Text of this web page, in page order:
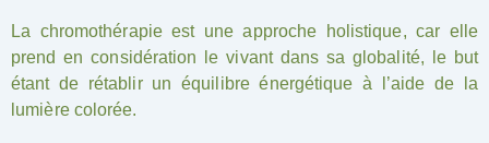
La chromothérapie est une approche holistique, car elle
prend en considération le vivant dans sa globalité, le but
étant de rétablir un équilibre énergétique à l’aide de la
lumière colorée.